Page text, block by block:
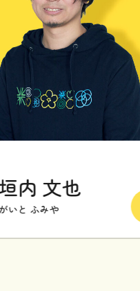
内 文也
ふみや